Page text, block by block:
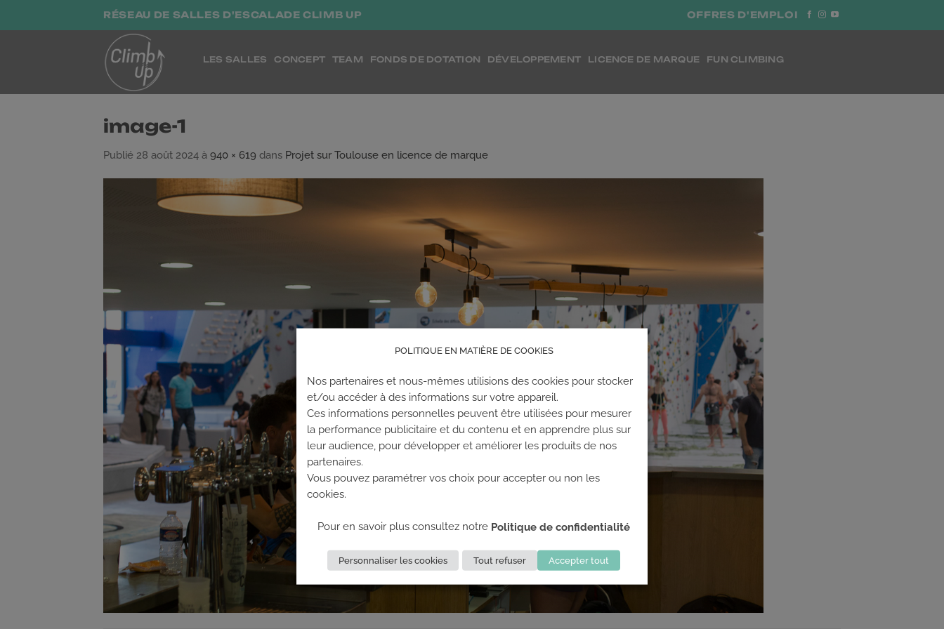
RÉSEAU DE SALLES D'ESCALADE CLIMB UP OFFRES D'EMPLOI
LES SALLES CONCEPT TEAM FONDS DE DOTATION DÉVELOPPEMENT LICENCE DE MARQUE FUN CLIMBING
image-1
Publié 28 août 2024 à 940 × 619 dans Projet sur Toulouse en licence de marque
POLITIQUE EN MATIÈRE DE COOKIES
Nos partenaires et nous-mêmes utilisions des cookies pour stocker
et/ou accéder à des informations sur votre appareil.
Ces informations personnelles peuvent être utilisées pour mesurer
la performance publicitaire et du contenu et en apprendre plus sur
leur audience, pour développer et améliorer les produits de nos
partenaires.
Vous pouvez paramétrer vos choix pour accepter ou non les
cookies.
Pour en savoir plus consultez notre Politique de confidentialité
Personnaliser les cookies Tout refuser Accepter tout